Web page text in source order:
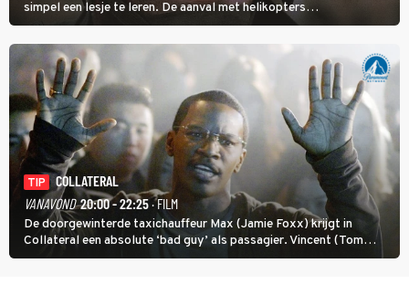
simpel een lesje te leren. De aanval met helikopters
verloopt in Black Hawk down dramatisch.
TIP
COLLATERAL
VANAVOND 20:00 - 22:25· FILM
De doorgewinterde taxichauffeur Max (Jamie Foxx) krijgt in
Collateral een absolute ‘bad guy’ als passagier. Vincent (Tom
Cruise) heeft hem nodig om hem de stad door te loodsen om een